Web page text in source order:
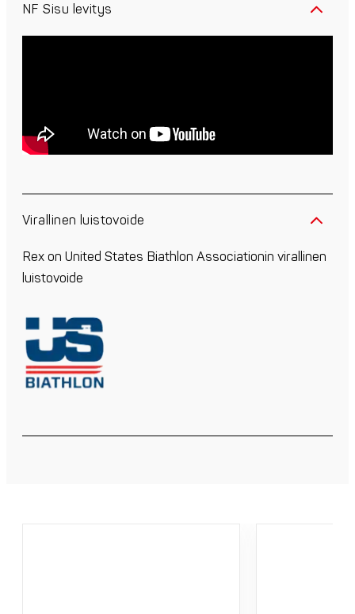
NF Sisu levitys
Virallinen luistovoide
Rex on United States Biathlon Associationin virallinen
luistovoide